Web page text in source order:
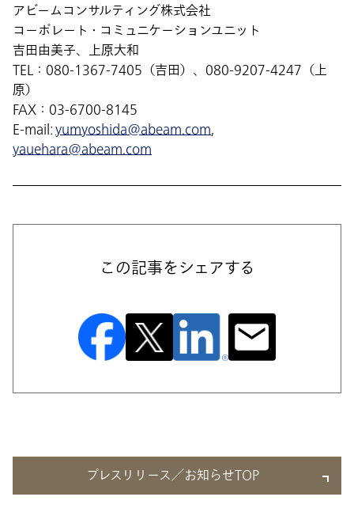
アビームコンサルティング株式会社
コーポレート・コミュニケーションユニット
吉田由美子、上原大和
TEL：080-1367-7405（吉田）、080-9207-4247（上
原）
FAX：03-6700-8145
E-mail:yumyoshida@abeam.com,
yauehara@abeam.com
この記事をシェアする
プレスリリース／お知らせTOP